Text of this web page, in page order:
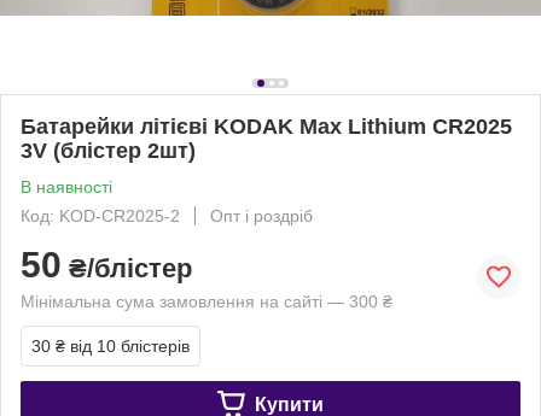
Батарейки літієві KODAK Max Lithium CR2025
3V (блістер 2шт)
В наявності
Код: KOD-CR2025-2
Опт і роздріб
50 ₴/блістер
Мінімальна сума замовлення на сайті — 300 ₴
30 ₴ від 10 блістерів
Купити